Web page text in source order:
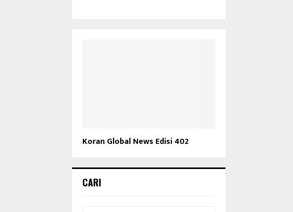
Koran Global News Edisi 402
CARI